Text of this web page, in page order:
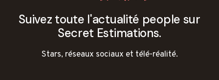
Suivez toute l'actualité people sur
Secret Estimations.
Stars, réseaux sociaux et télé-réalité.